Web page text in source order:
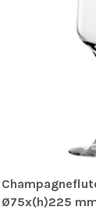
Ø75x(h)225